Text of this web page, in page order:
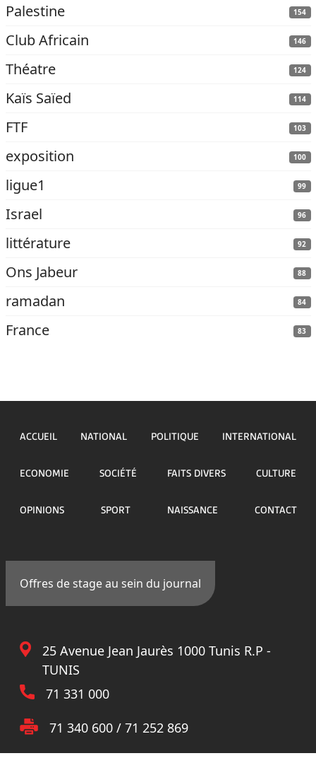
Palestine 154
Club Africain 146
Théatre 124
Kaïs Saïed 114
FTF 103
exposition 100
ligue1 99
Israel 96
littérature 92
Ons Jabeur 88
ramadan 84
France 83
ACCUEIL NATIONAL POLITIQUE INTERNATIONAL
ECONOMIE SOCIÉTÉ FAITS DIVERS CULTURE
OPINIONS SPORT NAISSANCE CONTACT
Offres de stage au sein du journal
25 Avenue Jean Jaurès 1000 Tunis R.P -
TUNIS
71 331 000
71 340 600 / 71 252 869